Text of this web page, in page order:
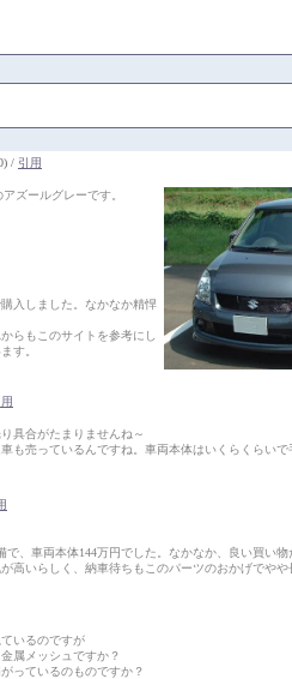
/ 引用
ズールグレーです。
入しました。なかなか精悍
らもこのサイトを参考にし
す。
具合がたまりませんね～
も売っているんですね。車両本体はいくらくらい
で、車両本体144万円でした。なかなか、良い買い物
高いらしく、納車待ちもこのパーツのおかげでやや
いるのですが
属メッシュですか？
っているのものですか？